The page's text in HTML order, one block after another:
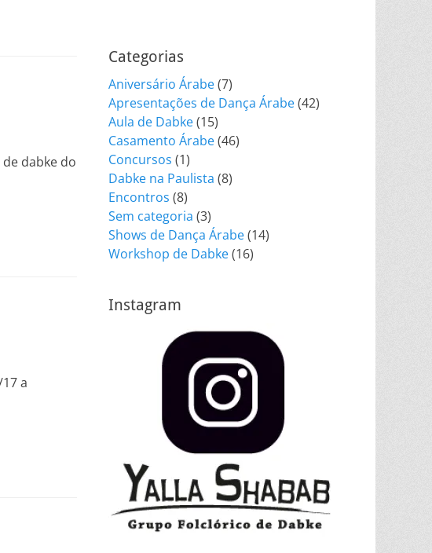
dabke do
a
Categorias
Aniversário Árabe(7)
Apresentações de Dança Árabe(42)
Aula de Dabke(15)
Casamento Árabe(46)
Concursos (1)
Dabke na Paulista (8)
Encontros (8)
Sem categoria (3)
Shows de Dança Árabe(14)
Workshop de Dabke(16)
Instagram